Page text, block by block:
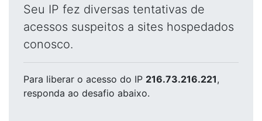
Seu IP fez diversas tentativas de
acessos suspeitos a sites hospedados
conosco.
Para liberar o acesso do IP 216.73.216.221,
responda ao desafio abaixo.